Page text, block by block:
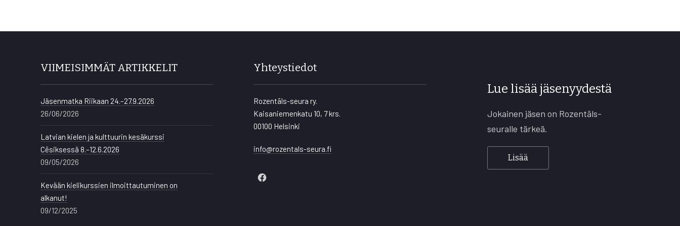
VIIMEISIMMÄT ARTIKKELIT
Jäsenmatka Riikaan 24.–27.9.2026
26/06/2026
Latvian kielen ja kulttuurin kesäkurssi
Cēsiksessä 8.–12.6.2026
09/05/2026
Kevään kielikurssien ilmoittautuminen on
alkanut!
09/12/2025
Yhteystiedot
Rozentāls-seura ry.
Kaisaniemenkatu 10, 7 krs.
00100 Helsinki
info@rozentals-seura.fi
New
Lue lisää jäsenyydestä
Jokainen jäsen on Rozentāls-
seuralle tärkeä.
Lisää